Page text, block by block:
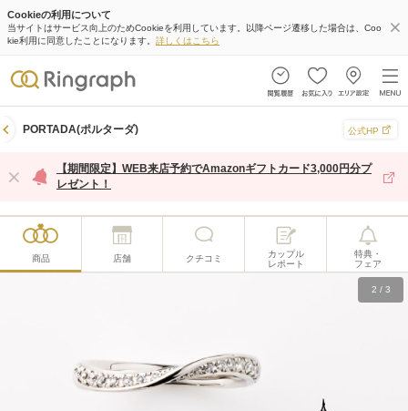
Cookieの利用について
当サイトはサービス向上のためCookieを利用しています。以降ページ遷移した場合は、Coo
kie利用に同意したことになります。 詳しくはこちら
PORTADA(ポルターダ) 公式HP
【期間限定】WEB来店予約でAmazonギフトカード3,000円分プ
レゼント！
商品 店舗 クチコミ
カップル
レポート
特典・
フェア
2 / 3